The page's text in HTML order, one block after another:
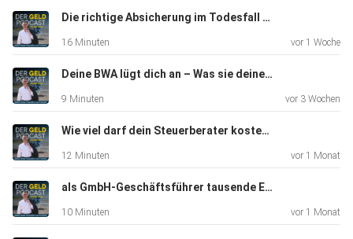
dauerhaft
vom Wettbewerb abhebst. Erfahre, warum "Werte am Ende
des Tages
eine harte Währung sind" und wie du dein Business
krisenfest
jetzt
rein und lass dich inspirieren, wie du deine Marke zum
deines Erfolgs machst! Hier geht's zum Podcast von
Dennis Seiter:
Die richtige Absicherung im Todesfall als Inhaber
16 Minuten vor 1 Woche
Deine BWA lügt dich an – Was sie deinem Business verheimlicht
9 Minuten vor 3 Wochen
Wie viel darf dein Steuerberater kosten - oft ist er zu teuer
12 Minuten vor 1 Monat
als GmbH-Geschäftsführer tausende Euro jährlich steuerfrei ins Privatvermögen - 3 konkrete Wege
10 Minuten vor 1 Monat